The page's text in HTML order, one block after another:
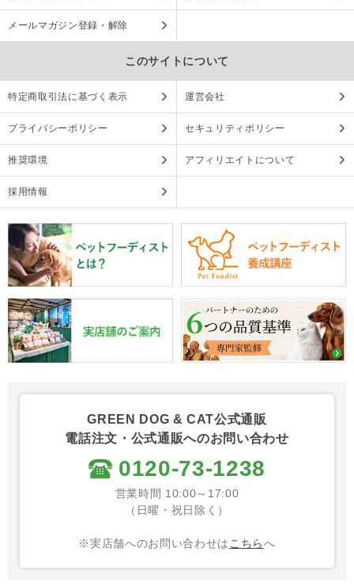
メールマガジン登録・解除
このサイトについて
特定商取引法に基づく表示 運営会社
プライバシーポリシー セキュリティポリシー
推奨環境 アフィリエイトについて
採用情報
GREEN DOG & CAT公式通販
電話注文・公式通販へのお問い合わせ
0120-73-1238
営業時間 10:00～17:00
（日曜・祝日除く）
※実店舗へのお問い合わせは こちらへ